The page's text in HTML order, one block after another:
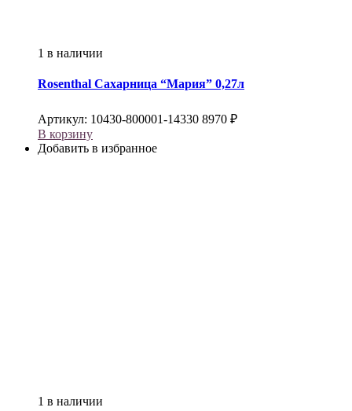
1 в наличии
Rosenthal Сахарница “Мария” 0,27л
Артикул: 10430-800001-14330 8970 ₽
В корзину
Добавить в избранное
1 в наличии